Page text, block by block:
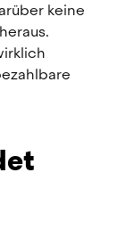
keine